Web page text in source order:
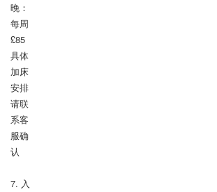
晚：
每周
£85
具体
加床
安排
请联
系客
服确
认
7. 入